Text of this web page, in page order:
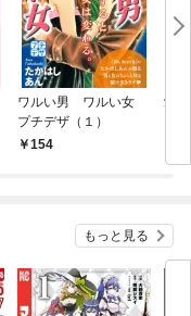
ワルい男 ワルい女
プチデザ（１）
154
愛
もっと見る